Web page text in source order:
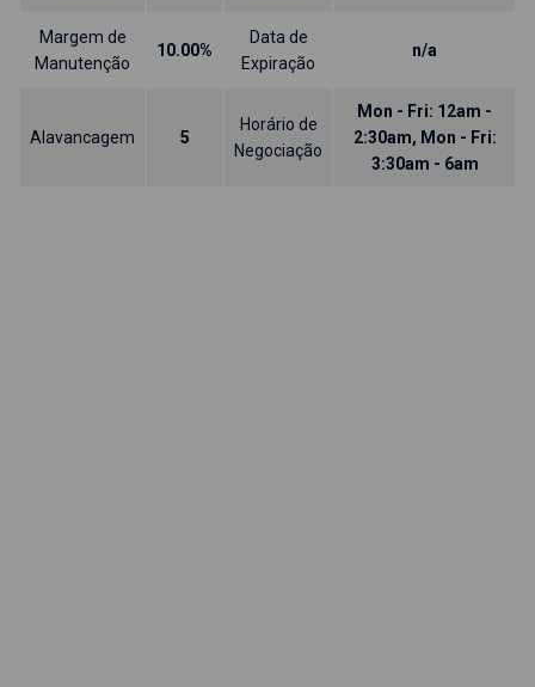
Margem de
Manutenção
10.00%
Data de
Expiração
n/a
Alavancagem 5
Horário de
Negociação
Mon - Fri: 12am -
2:30am, Mon - Fri:
3:30am - 6am